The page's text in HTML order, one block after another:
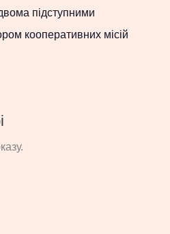
підступними
кооперативних місій